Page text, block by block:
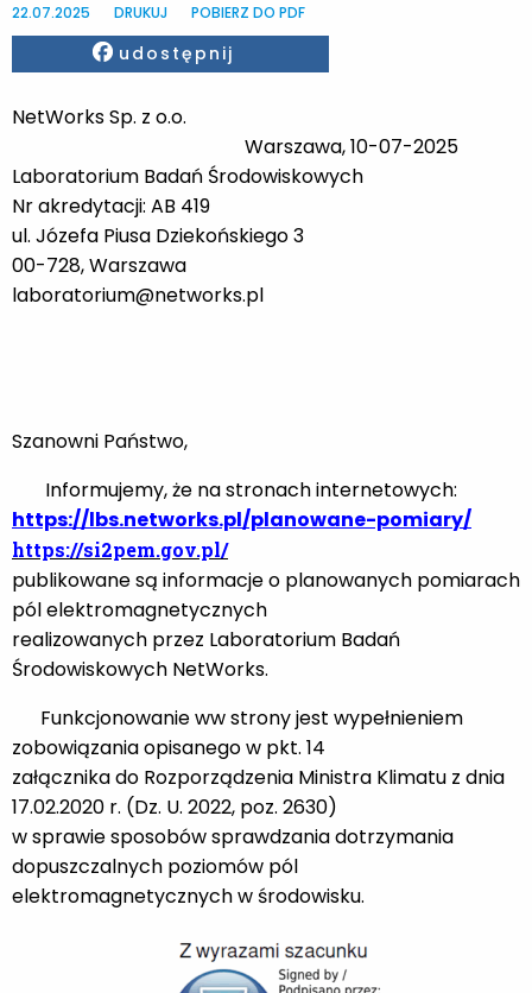
22.07.2025 DRUKUJ POBIERZ DO PDF
Facebook
udostępnij
NetWorks Sp. z o.o.
Warszawa, 10-07-2025
Laboratorium Badań Środowiskowych
Nr akredytacji: AB 419
ul. Józefa Piusa Dziekońskiego 3
00-728, Warszawa
laboratorium@networks.pl
Szanowni Państwo,
Informujemy, że na stronach internetowych:
https://lbs.networks.pl/planowane-pomiary/
https://si2pem.gov.pl/
publikowane są informacje o planowanych pomiarach
pól elektromagnetycznych
realizowanych przez Laboratorium Badań
Środowiskowych NetWorks.
Funkcjonowanie ww strony jest wypełnieniem
zobowiązania opisanego w pkt. 14
załącznika do Rozporządzenia Ministra Klimatu z dnia
17.02.2020 r. (Dz. U. 2022, poz. 2630)
w sprawie sposobów sprawdzania dotrzymania
dopuszczalnych poziomów pól
elektromagnetycznych w środowisku.